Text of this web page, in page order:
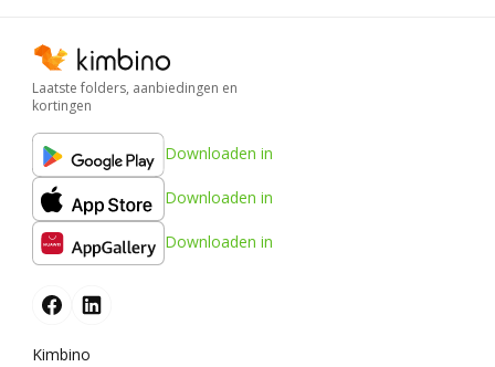
Laatste folders, aanbiedingen en
kortingen
Downloaden in
Downloaden in
Downloaden in
Kimbino